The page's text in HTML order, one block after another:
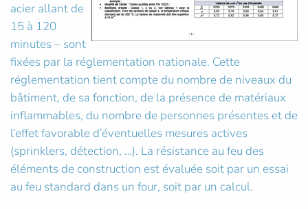
acier allant de
15 à 120
minutes – sont
fixées par la réglementation nationale. Cette
réglementation tient compte du nombre de niveaux du
bâtiment, de sa fonction, de la présence de matériaux
inflammables, du nombre de personnes présentes et de
l’effet favorable d’éventuelles mesures actives
(sprinklers, détection, …). La résistance au feu des
éléments de construction est évaluée soit par un essai
au feu standard dans un four, soit par un calcul.